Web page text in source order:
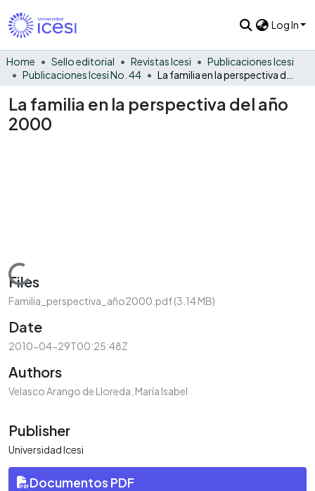
Log In
Home Sello editorial Revistas Icesi
Publicaciones Icesi
Publicaciones Icesi No. 44
La familia en la perspectiva del año
2000
Loading...
Files
Familia_perspectiva_año2000.pdf(3.14 MB)
Date
2010-04-29T00:25:48Z
Authors
Velasco Arango de Lloreda, María Isabel
Publisher
Universidad Icesi
Documentos PDF